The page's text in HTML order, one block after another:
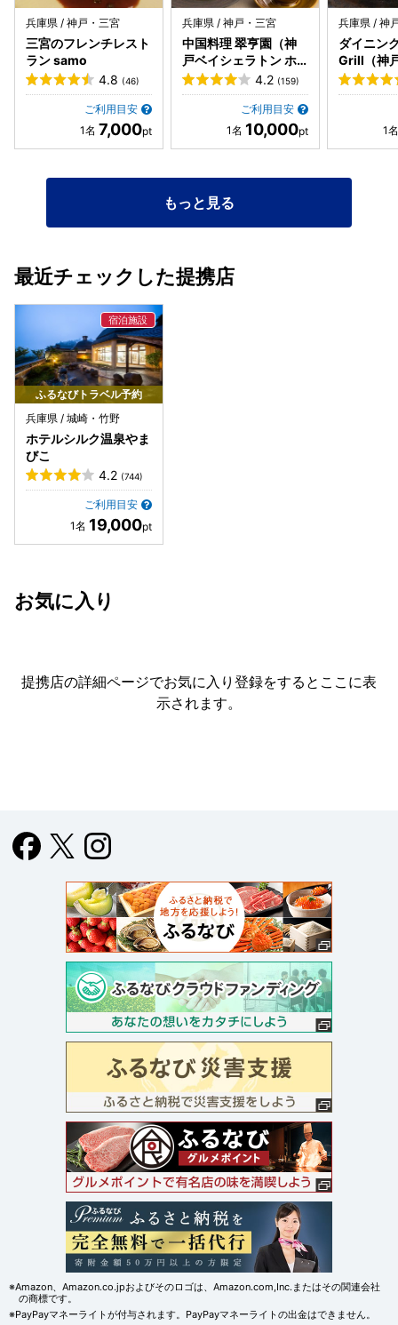
ろの温泉が楽しみで、3時間も車を走らせて行ったのにホテ
ル側の対応の酷さに旅行が台無しになりました！ 今回に事
は、チェックアウト時に保健所への連絡、レビューも正直に
投稿すると伝えると「どうぞ」と言われたので、事細かくレ
ビューしました。 くれぐれも対応を悪くされた方は、豊岡保
健所へご連絡してください！
兵庫県 / 神戸・三宮
三宮のフレンチレスト
ラン samo
4.8 (46)
ご利用目安
7,000
兵庫県 / 神戸・三宮
中国料理 翠亨園（神
戸ベイシェラトン ホ
テル&タワーズ内）
4.2 (159)
ご利用目安
10,000
兵庫県 / 神
ダイニン
Grill（神
トン ホテ
内）
もっと見る
最近チェックした提携店
ふるなびトラベル予約
兵庫県 / 城崎・竹野
ホテルシルク温泉やま
びこ
4.2 (744)
ご利用目安
19,000
お気に入り
提携店の詳細ページでお気に入り登録をすると ここに表
示されます。
※Amazon、Amazon.co.jpおよびそのロゴは、Amazon.com,Inc.またはその関連会社
の商標です。
※PayPayマネーライトが付与されます。PayPayマネーライトの出金はできません。